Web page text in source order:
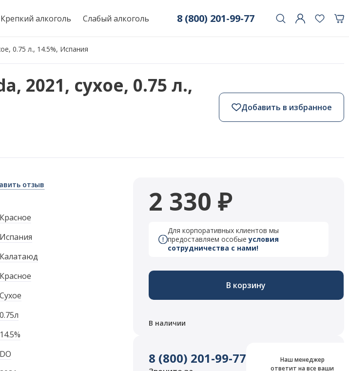
Крепкий алкоголь Слабый алкоголь 8 (800) 201-99-77
0.75 л., 14.5%, Испания
2021, сухое, 0.75 л.,
Добавить в избранное
отзыв
Красное
Испания
Калатаюд
Красное
Сухое
0.75л
14.5%
DO
2 330 ₽
Для корпоративных клиентов мы
предоставляем особыеусловия
сотрудничества с нами!
В корзину
В наличии
8 (800) 201-99-77
Наш менеджер
ответит на все ваши